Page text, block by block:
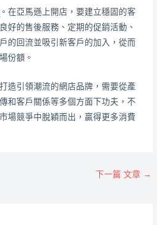
在亞馬遜上開店，要建立穩固的客
好的售後服務、定期的促銷活動、
的回流並吸引新客戶的加入，從而
份額。
造引領潮流的網店品牌，需要從產
和客戶關係等多個方面下功夫，不
場競爭中脫穎而出，贏得更多消費
下一篇 文章 →